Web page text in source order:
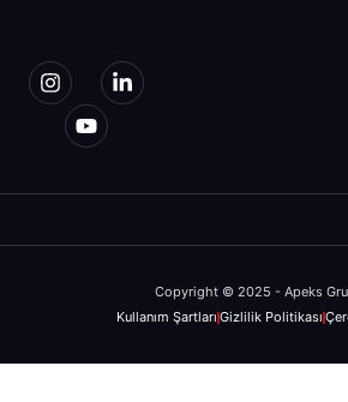
Copyright © 2025 - Apeks
Kullanım ŞartlarıGizlilik Politikası